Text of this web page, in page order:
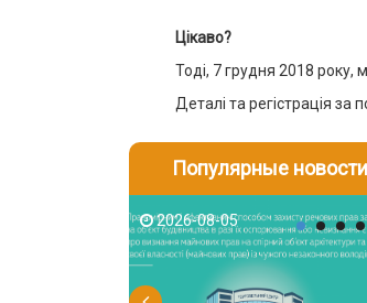
Цікаво?
Тоді, 7 грудня 2018 року,
Деталі та регістрація за
Популярные новости
2026-08-05
2026-08-03